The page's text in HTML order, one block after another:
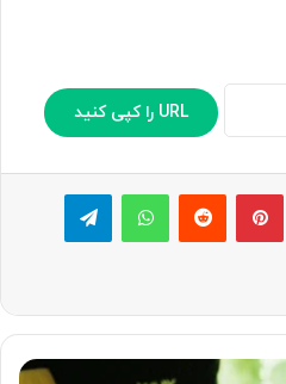
URL را کپی کنید
پینترست ‫رددیت واتس آپ